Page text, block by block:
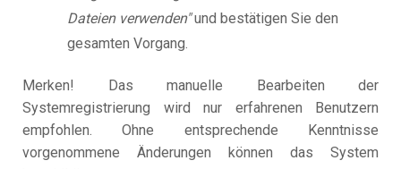
Dateien verwenden"und bestätigen Sie den
gesamten Vorgang.
Merken! Das manuelle Bearbeiten der
Systemregistrierung wird nur erfahrenen Benutzern
empfohlen. Ohne entsprechende Kenntnisse
vorgenommene Änderungen können das System